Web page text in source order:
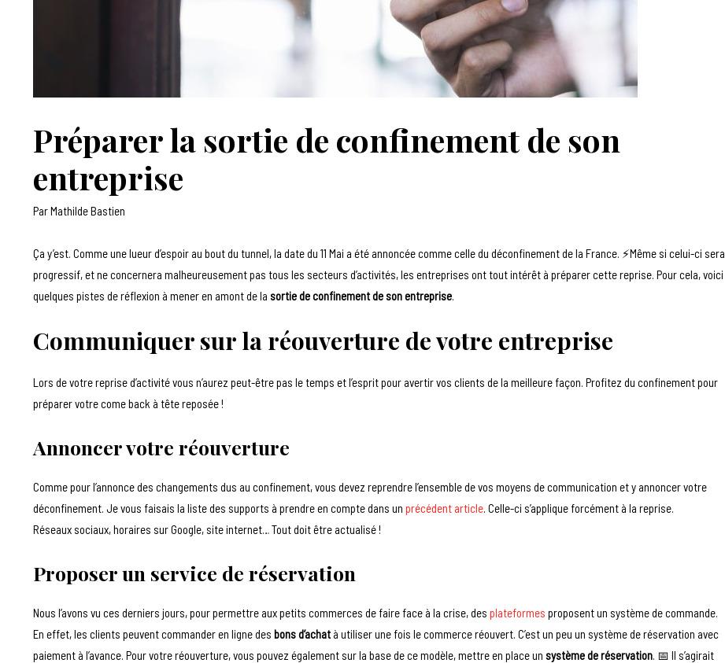
Préparer la sortie de confinement de son
entreprise
ParMathilde Bastien
Ça y’est. Comme une lueur d’espoir au bout du tunnel, la date du 11 Mai a été annoncée comme celle du déconfinement de la France. ⚡️Même si celui-ci sera
progressif, et ne concernera malheureusement pas tous les secteurs d’activités, les entreprises ont tout intérêt à préparer cette reprise. Pour cela, voici
quelques pistes de réflexion à mener en amont de la sortie de confinement de son entreprise.
Communiquer sur la réouverture de votre entreprise
Lors de votre reprise d’activité vous n’aurez peut-être pas le temps et l’esprit pour avertir vos clients de la meilleure façon. Profitez du confinement pour
préparer votre come back à tête reposée !
Annoncer votre réouverture
Comme pour l’annonce des changements dus au confinement, vous devez reprendre l’ensemble de vos moyens de communication et y annoncer votre
déconfinement. Je vous faisais la liste des supports à prendre en compte dans un précédent article. Celle-ci s’applique forcément à la reprise.
Réseaux sociaux, horaires sur Google, site internet… Tout doit être actualisé !
Proposer un service de réservation
Nous l’avons vu ces derniers jours, pour permettre aux petits commerces de faire face à la crise, des plateformes proposent un système de commande.
En effet, les clients peuvent commander en ligne des bons d’achatà utiliser une fois le commerce réouvert. C’est un peu un système de réservation avec
paiement à l’avance. Pour votre réouverture, vous pouvez également sur la base de ce modèle, mettre en place un système de réservation. 📅 Il s’agirait